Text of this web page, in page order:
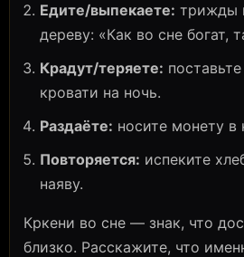
Едите/выпекаете: трижды
дереву: «Как во сне богат,
Крадут/теряете:
кровати на ночь.
Раздаёте: носите монету в
Повторяется: испеките
наяву.
Кркени во сне — знак, что
близко. Расскажите, что